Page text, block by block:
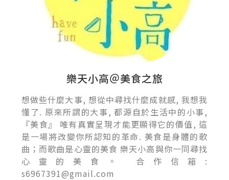
樂天小高＠美食之旅
想做些什麼大事, 想從中尋找什麼成就感, 我想我
懂了. 原來所謂的大事, 都源自於生活中的小事,
『美食』 唯有真實呈現才能更顯得它的價值, 這
是一場將改變你所認知的革命. 美食是身體的歌
曲；而歌曲是心靈的美食 樂天小高與你一同尋找
心靈的美食。 合作信箱:
s6967391@gmail.com